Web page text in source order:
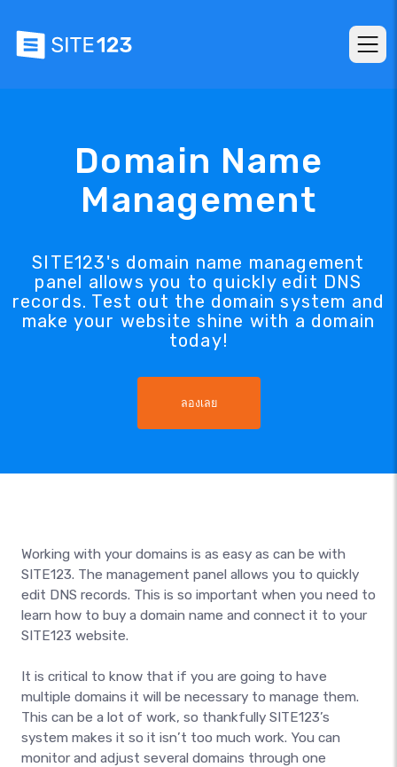
Domain Name
Management
SITE123's domain name management
panel allows you to quickly edit DNS
records. Test out the domain system and
make your website shine with a domain
today!
ลองเลย
Working with your domains is as easy as can be with
SITE123. The management panel allows you to quickly
edit DNS records. This is so important when you need to
learn how to buy a domain name and connect it to your
SITE123 website.
It is critical to know that if you are going to have
multiple domains it will be necessary to manage them.
This can be a lot of work, so thankfully SITE123’s
system makes it so it isn’t too much work. You can
monitor and adjust several domains through one